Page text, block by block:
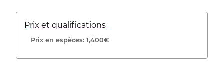
Prix ​​et qualifications
Prix ​​en espèces: 1,400€